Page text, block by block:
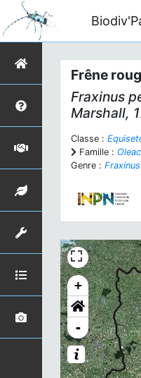
Frêne
Fraxinus
Marshall,
Classe :
Famille :
Genre : Fraxinus
+
-